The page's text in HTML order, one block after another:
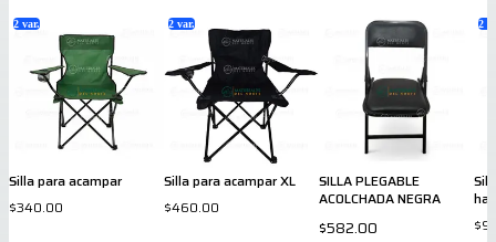
2 var.
Silla para acampar
$340.00
2 var.
Silla para acampar XL
$460.00
SILLA PLEGABLE
ACOLCHADA NEGRA
$582.00
2